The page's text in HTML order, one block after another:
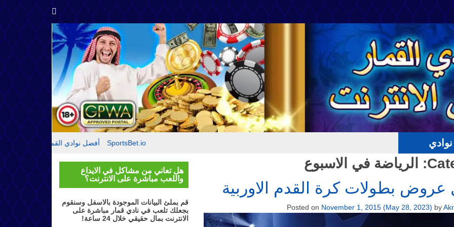
أفضل نوادي القمار مقدمة حول SportsBet.io
هل تعاني من مشاكل في الايداع
واللعب مباشرة على الانترنت؟
قم بملئ البيانات الموجودة بالاسفل وسنقوم
بجعلك تلعب في نادي قمار مباشرة على
الانترنت بمال حقيقي خلال 24 ساعة!
الرياضة في الاسبوع
عروض بطولات كرة القدم الاوربية
Posted on November 1, 2015(May 28, 2023) by